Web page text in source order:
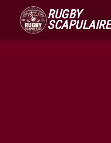
RUGBY
SCAPULAIRE